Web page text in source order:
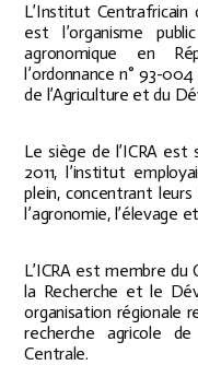
L’Institut Centrafricain
est l’organisme
agronomique en
l’ordonnance n° 93-
de l’Agriculture et du
Le siège de l’ICRA est
2011, l’institut
plein, concentrant
l’agronomie, l’élevage
L’ICRA est membre
la Recherche et le
organisation régionale
recherche agricole
Centrale.